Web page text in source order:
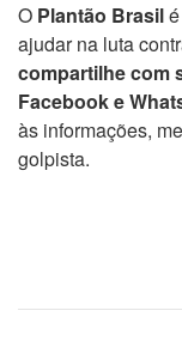
O Plantão Brasil
ajudar na luta
compartilhe com
Facebook e
às informações,
golpista.